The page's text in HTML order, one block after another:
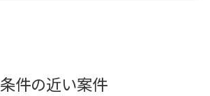
条件の近い案件